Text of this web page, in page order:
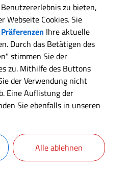
besteht aus den fünf
Unterschwaningen und
der Zweckverband
Hesselberg, der
Ruffenhofen mit verwaltet.
im
hierfür einTermin vereinbart
09835/9791-10oder per E-
zu bieten,
Webseite Cookies. Sie
Ihre aktuelle
Durch das Betätigen des
stimmen Sie der
zu. Mithilfe des Buttons
der Verwendung nicht
Eine Auflistung der
Sie ebenfalls in unseren
Alle ablehnen